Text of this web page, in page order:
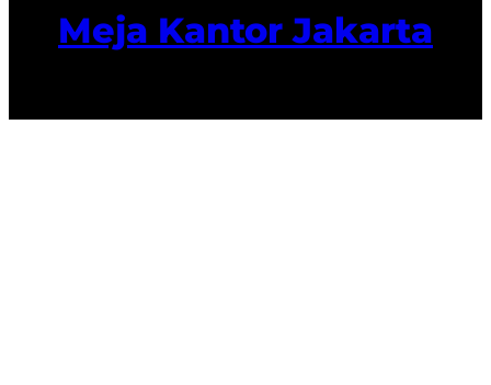
Meja Kantor Jakarta